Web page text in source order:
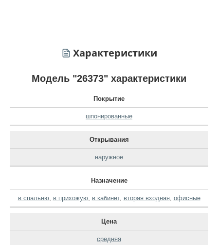
Характеристики
Модель "26373" характеристики
Покрытие
шпонированные
Открывания
наружное
Назначение
в спальню, в прихожую, в кабинет, вторая входная, офисные
Цена
средняя